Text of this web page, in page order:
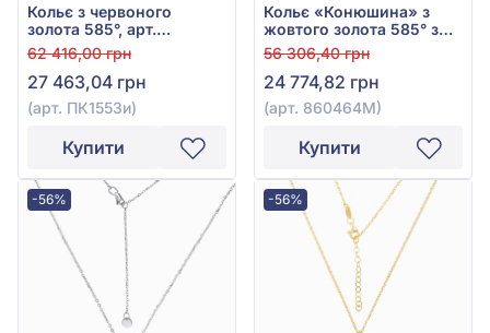
Кольє з червоного
золота 585°, арт.
ПК1553и
62 416,00 грн
27 463,04 грн
(арт. ПК1553и)
Купити
Кольє «Конюшина» з
жовтого золота 585° з
фіанітом/куб.цирконієм,
арт. 860464М
56 306,40 грн
24 774,82 грн
(арт. 860464М)
Купити
-56% -56%